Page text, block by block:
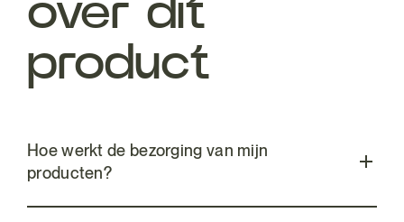
over dit
product
Hoe werkt de bezorging van mijn
producten?